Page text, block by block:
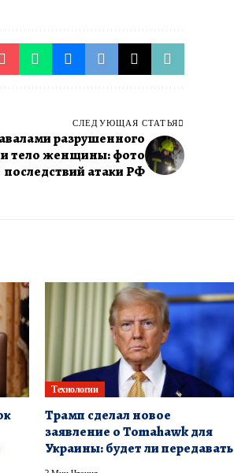
СЛЕДУЮЩАЯ СТАТЬЯ
разрушенного
тело женщины: фото
последствий атаки РФ
Технологии
Трамп сделал новое
заявление о Tomahawk для
Украины: будет ли передавать